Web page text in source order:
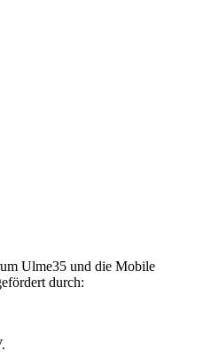
Ulme35 und die Mobile
durch: